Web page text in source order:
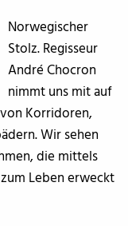
Norwegischer
Stolz. Regisseur
André Chocron
nimmt uns mit auf
Korridoren,
Wir sehen
die mittels
Leben erweckt